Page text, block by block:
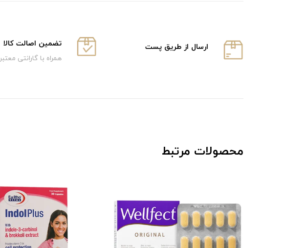
ارسال از طریق پست تضمین اصالت کالا
همراه با گارانتی معتبر
محصولات مرتبط